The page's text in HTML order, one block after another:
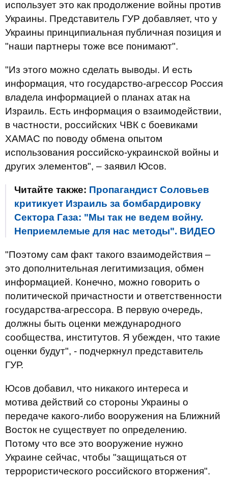
использует это как продолжение войны против
Украины. Представитель ГУР добавляет, что у
Украины принципиальная публичная позиция и
"наши партнеры тоже все понимают".
"Из этого можно сделать выводы. И есть
информация, что государство-агрессор Россия
владела информацией о планах атак на
Израиль. Есть информация о взаимодействии,
в частности, российских ЧВК с боевиками
ХАМАС по поводу обмена опытом
использования российско-украинской войны и
других элементов", – заявил Юсов.
Читайте также: Пропагандист Соловьев
критикует Израиль за бомбардировку
Сектора Газа: "Мы так не ведем войну.
Неприемлемые для нас методы". ВИДЕО
"Поэтому сам факт такого взаимодействия –
это дополнительная легитимизация, обмен
информацией. Конечно, можно говорить о
политической причастности и ответственности
государства-агрессора. В первую очередь,
должны быть оценки международного
сообщества, институтов. Я убежден, что такие
оценки будут", - подчеркнул представитель
ГУР.
Юсов добавил, что никакого интереса и
мотива действий со стороны Украины о
передаче какого-либо вооружения на Ближний
Восток не существует по определению.
Потому что все это вооружение нужно
Украине сейчас, чтобы "защищаться от
террористического российского вторжения".